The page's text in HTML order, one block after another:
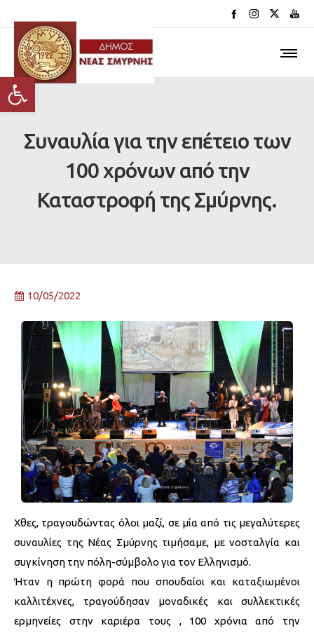
Ανοίξτε τη γραμμή εργαλείων
Συναυλία για την επέτειο των
100 χρόνων από την
Καταστροφή της Σμύρνης.
10/05/2022
Χθες, τραγουδώντας όλοι μαζί, σε μία από τις μεγαλύτερες
συναυλίες της Νέας Σμύρνης τιμήσαμε, με νοσταλγία και
συγκίνηση την πόλη-σύμβολο για τον Ελληνισμό.
Ήταν η πρώτη φορά που σπουδαίοι και καταξιωμένοι
καλλιτέχνες, τραγούδησαν μοναδικές και συλλεκτικές
ερμηνείες στην καριέρα τους , 100 χρόνια από την